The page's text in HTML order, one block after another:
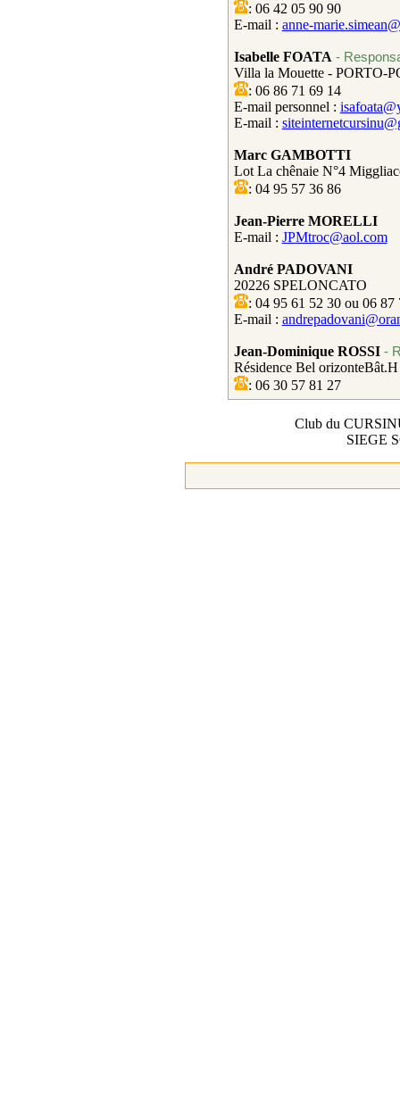
: 06 42 05 90 90
E-mail : anne-
Isabelle FOATA -
Villa la Mouette - PORTO-
: 06 86 71 69 14
E-mail personnel :
E-mail :
Marc GAMBOTTI
Lot La chênaie N°4
: 04 95 57 36 86
Jean-Pierre MORELLI
E-mail : JPMtroc@aol.com
André PADOVANI
20226 SPELONCATO
: 04 95 61 52 30 ou 06 87
E-mail :
Jean-Dominique ROSSI -
Résidence Bel orizonteBât.H
: 06 30 57 81 27
Club du
SIEGE